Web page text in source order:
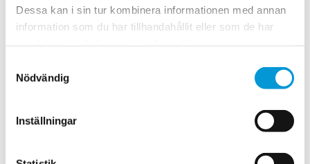
Dessa kan i sin tur kombinera informationen med annan
information som du har tillhandahållit eller som de har
Nödvändig
Inställningar
Gör så här:
Det här är riktig sallad, det. God, mättande, krispig och håller
2. Tillsätt citronjuicen, ringla över tryffelolja och smaka av
med salt och peppar. Håller ca 1 vecka i kylskåp.